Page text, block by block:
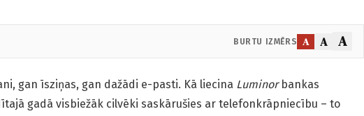
BURTU IZMĒRS A A A
gan īsziņas, gan dažādi e-pasti. Kā liecina Luminorbankas
gadā visbiežāk cilvēki saskārušies ar telefonkrāpniecību – to